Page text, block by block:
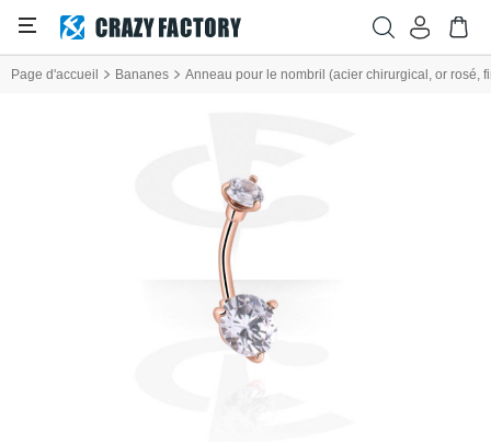
Page d'accueil Bananes Anneau pour le nombril (acier chirurgical, or rosé,